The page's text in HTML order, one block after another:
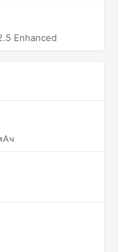
Enhanced